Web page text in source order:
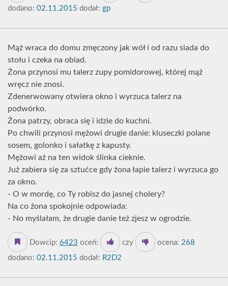
dodano: 02.11.2015 dodał: gp
Mąż wraca do domu zmęczony jak wół i od razu siada do
stołu i czeka na obiad.
Żona przynosi mu talerz zupy pomidorowej, której mąż
wręcz nie znosi.
Zdenerwowany otwiera okno i wyrzuca talerz na
podwórko.
Żona patrzy, obraca się i idzie do kuchni.
Po chwili przynosi mężowi drugie danie: kluseczki polane
sosem, golonko i sałatkę z kapusty.
Mężowi aż na ten widok ślinka cieknie.
Już zabiera się za sztućce gdy żona łapie talerz i wyrzuca go
za okno.
- O w mordę, co Ty robisz do jasnej cholery?
Na co żona spokojnie odpowiada:
- No myślałam, że drugie danie też zjesz w ogrodzie.
Dowcip: 6423 oceń: czy ocena: 268
dodano: 02.11.2015 dodał: R2D2